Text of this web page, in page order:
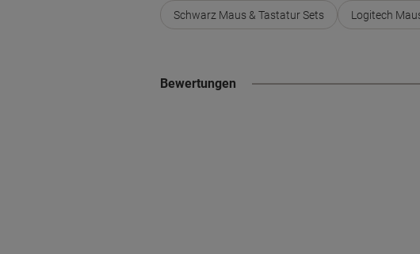
Schwarz Maus & Tastatur Sets Logitech
Bewertungen